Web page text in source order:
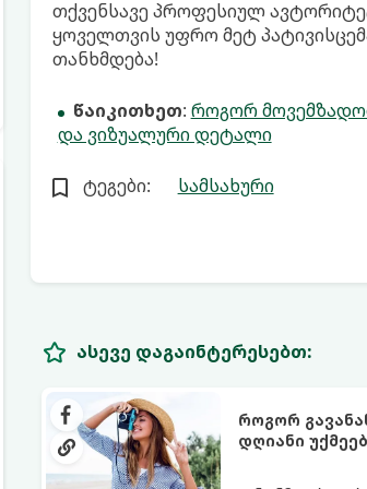
თქვენსავე პროფესიულ
ყოველთვის უფრო მეტ
თანხმდება!
წაიკითხეთ: როგორ
და ვიზუალური დეტალი
ტეგები: სამსახური
ასევე დაგაინტერესებთ:
როგორ
დღიანი